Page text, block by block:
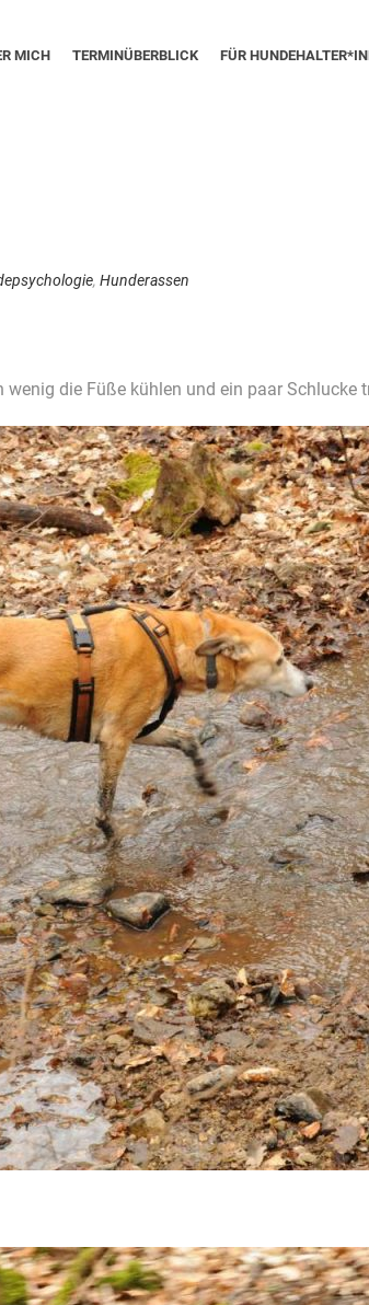
MICH TERMINÜBERBLICK FÜR
, Hunderassen
die Füße kühlen und ein paar Schlucke